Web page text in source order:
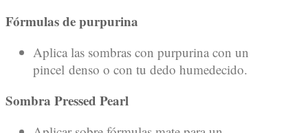
Fórmulas de purpurina
Aplica las sombras con purpurina con un
pincel denso o con tu dedo humedecido.
Sombra Pressed Pearl